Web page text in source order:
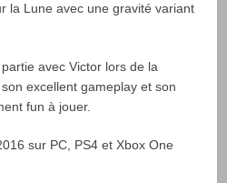
la Lune avec une gravité variant
avec Victor lors de la
excellent gameplay et son
fun à jouer.
sur PC, PS4 et Xbox One